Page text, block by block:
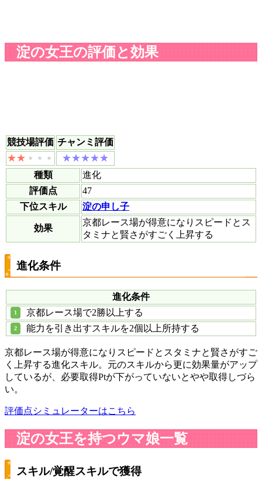
淀の女王の評価と効果
競技場評価 チャンミ評価
種類
進化
評価点
47
下位スキル
淀の申し子
効果
京都レース場が得意になりスピードとス
タミナと賢さがすごく上昇する
進化条件
進化条件
京都レース場で2勝以上する
能力を引き出すスキルを2個以上所持する
京都レース場が得意になりスピードとスタミナと賢さがすご
く上昇する進化スキル。元のスキルから更に効果量がアップ
しているが、必要取得Ptが下がっていないとやや取得しづら
い。
評価点シミュレーターはこちら
淀の女王を持つウマ娘一覧
スキル/覚醒スキルで獲得